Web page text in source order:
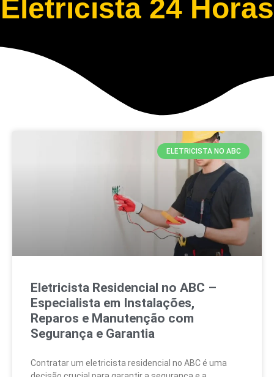
Eletricista 24 Horas
ELETRICISTA NO ABC
Eletricista Residencial no ABC –
Especialista em Instalações,
Reparos e Manutenção com
Segurança e Garantia
Contratar um eletricista residencial no ABC é uma